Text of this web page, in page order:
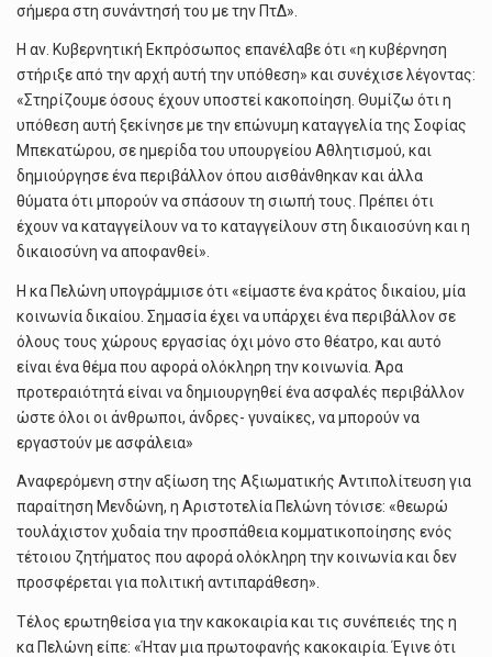
σήμερα στη συνάντησή του με την ΠτΔ».
Η αν. Κυβερνητική Εκπρόσωπος επανέλαβε ότι «η κυβέρνηση
στήριξε από την αρχή αυτή την υπόθεση» και συνέχισε λέγοντας:
«Στηρίζουμε όσους έχουν υποστεί κακοποίηση. Θυμίζω ότι η
υπόθεση αυτή ξεκίνησε με την επώνυμη καταγγελία της Σοφίας
Μπεκατώρου, σε ημερίδα του υπουργείου Αθλητισμού, και
δημιούργησε ένα περιβάλλον όπου αισθάνθηκαν και άλλα
θύματα ότι μπορούν να σπάσουν τη σιωπή τους. Πρέπει ότι
έχουν να καταγγείλουν να το καταγγείλουν στη δικαιοσύνη και η
δικαιοσύνη να αποφανθεί».
Η κα Πελώνη υπογράμμισε ότι «είμαστε ένα κράτος δικαίου, μία
κοινωνία δικαίου. Σημασία έχει να υπάρχει ένα περιβάλλον σε
όλους τους χώρους εργασίας όχι μόνο στο θέατρο, και αυτό
είναι ένα θέμα που αφορά ολόκληρη την κοινωνία. Άρα
προτεραιότητά είναι να δημιουργηθεί ένα ασφαλές περιβάλλον
ώστε όλοι οι άνθρωποι, άνδρες- γυναίκες, να μπορούν να
εργαστούν με ασφάλεια»
Αναφερόμενη στην αξίωση της Αξιωματικής Αντιπολίτευση για
παραίτηση Μενδώνη, η Αριστοτελία Πελώνη τόνισε: «θεωρώ
τουλάχιστον χυδαία την προσπάθεια κομματικοποίησης ενός
τέτοιου ζητήματος που αφορά ολόκληρη την κοινωνία και δεν
προσφέρεται για πολιτική αντιπαράθεση».
Τέλος ερωτηθείσα για την κακοκαιρία και τις συνέπειές της η
κα Πελώνη είπε: «Ήταν μια πρωτοφανής κακοκαιρία. Έγινε ότι